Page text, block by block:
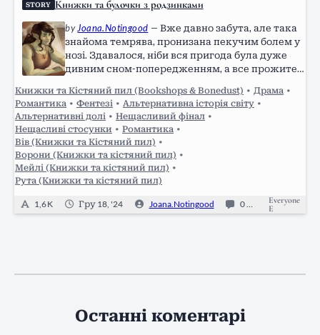
STORY Книжки та булочки з родзинками
byJoana.Notingood — Вже давно забута, але така
знайома темрява, пронизана пекучим болем у
нозі. Здавалося, ніби вся пригода була дуже
дивним сном-попередженням, а все прожите
повіки. Невже це все було лише вигадкою її
фантазії: вона не познайомилась з чудовою
книгаркою Рутою, не мала побачень з
чарівною Мейлі, ніколи не була знайома з
Лантухом та Галіною і не перемагала з…
Книжки та Кістяний пил (Bookshops & Bonedust) • Драма •
Романтика • Фентезі • Альтернативна історія світу •
Альтернативні долі • Нещасливий фінал •
Нещасливі стосунки • Романтика •
Вів (Книжки та Кістяний пил) •
Ворони (Книжки та кістяний пил) •
Мейлі (Книжки та кістяний пил) •
Рута (Книжки та кістяний пил)
1,6 K Гру 18, '24 Joana.Notingood 0 Oneshot
Everyone
E
Останні коментарі